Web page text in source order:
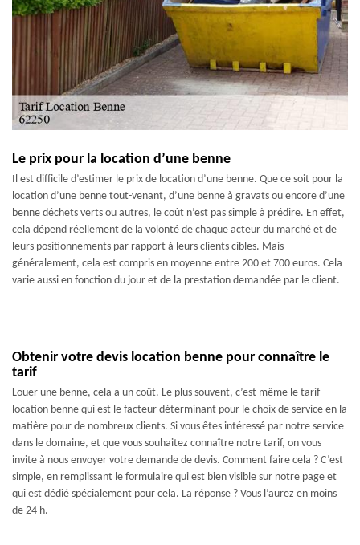
Le prix pour la location d’une benne
Il est difficile d’estimer le prix de location d’une benne. Que ce soit pour la
location d’une benne tout-venant, d’une benne à gravats ou encore d’une
benne déchets verts ou autres, le coût n’est pas simple à prédire. En effet,
cela dépend réellement de la volonté de chaque acteur du marché et de
leurs positionnements par rapport à leurs clients cibles. Mais
généralement, cela est compris en moyenne entre 200 et 700 euros. Cela
varie aussi en fonction du jour et de la prestation demandée par le client.
Obtenir votre devis location benne pour connaître le
tarif
Louer une benne, cela a un coût. Le plus souvent, c’est même le tarif
location benne qui est le facteur déterminant pour le choix de service en la
matière pour de nombreux clients. Si vous êtes intéressé par notre service
dans le domaine, et que vous souhaitez connaître notre tarif, on vous
invite à nous envoyer votre demande de devis. Comment faire cela ? C’est
simple, en remplissant le formulaire qui est bien visible sur notre page et
qui est dédié spécialement pour cela. La réponse ? Vous l’aurez en moins
de 24 h.